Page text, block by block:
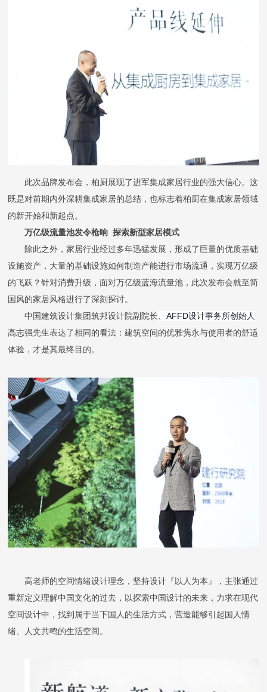
此次品牌发布会，柏厨展现了进军集成家居行业的强大信心。这
既是对前期内外深耕集成家居的总结，也标志着柏厨在集成家居领域
的新开始和新起点。
万亿级流量池发令枪响 探索新型家居模式
除此之外，家居行业经过多年迅猛发展，形成了巨量的优质基础
设施资产，大量的基础设施如何制造产能进行市场流通，实现万亿级
的飞跃？针对消费升级，面对万亿级蓝海流量池，此次发布会就至简
国风的家居风格进行了深刻探讨。
中国建筑设计集团筑邦设计院副院长 、AFFD设计事务所创始人
高志强先生表达了相同的看法：建筑空间的优雅隽永与使用者的舒适
体验，才是其最终目的。
高老师的空间情绪设计理念，坚持设计『以人为本』，主张通过
重新定义理解中国文化的过去，以探索中国设计的未来，力求在现代
空间设计中，找到属于当下国人的生活方式，营造能够引起国人情
绪、人文共鸣的生活空间。